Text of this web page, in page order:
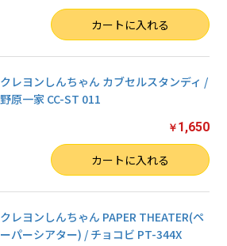
カートに入れる
クレヨンしんちゃん カブセルスタンディ /
野原一家 CC-ST 011
￥ 1,650
カートに入れる
クレヨンしんちゃん PAPER THEATER(ペ
ーパーシアター) / チョコビ PT-344X